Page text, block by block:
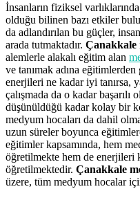
İnsanların fiziksel
olduğu bilinen bazı etkiler
da adlandırılan bu güçler,
arada tutmaktadır. Çanakkale
alemlerle alakalı eğitim alan
ve tanımak adına
enerjileri ne kadar iyi tanırsa,
çalışmada da o kadar
düşünüldüğü kadar kolay bir
medyum hocaları da dahil
uzun süreler boyunca
eğitimler kapsamında, hem
öğretilmekte hem de enerjileri
öğretilmektedir. Çanakkale
üzere, tüm medyum hocalar